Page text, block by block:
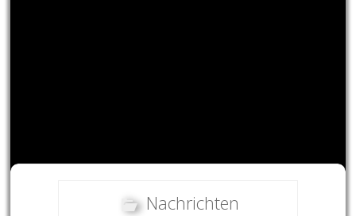
Nachrichten